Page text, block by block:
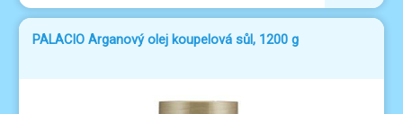
PALACIO Arganový olej koupelová sůl, 1200 g